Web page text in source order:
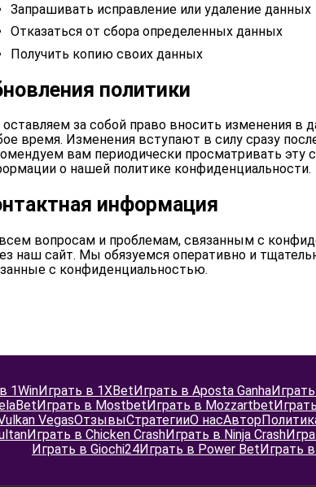
Запрашивать исправление или удаление данных
Отказаться от сбора определенных данных
Получить копию своих данных
политики
за собой право вносить изменения в
время. Изменения вступают в силу сразу
вам периодически просматривать эту
о нашей политике конфиденциальности.
информация
вопросам и проблемам, связанным с
наш сайт. Мы обязуемся оперативно и
с конфиденциальностью.
1WinИграть в 1XBetИграть в Aposta Ganha
Играть в MostbetИграть в Mozzartbet
VegasОтзывыСтратегииО насАвтор
Играть в Chicken CrashИграть в Ninja Crash
Играть в Giochi24Играть в Power BetИграть